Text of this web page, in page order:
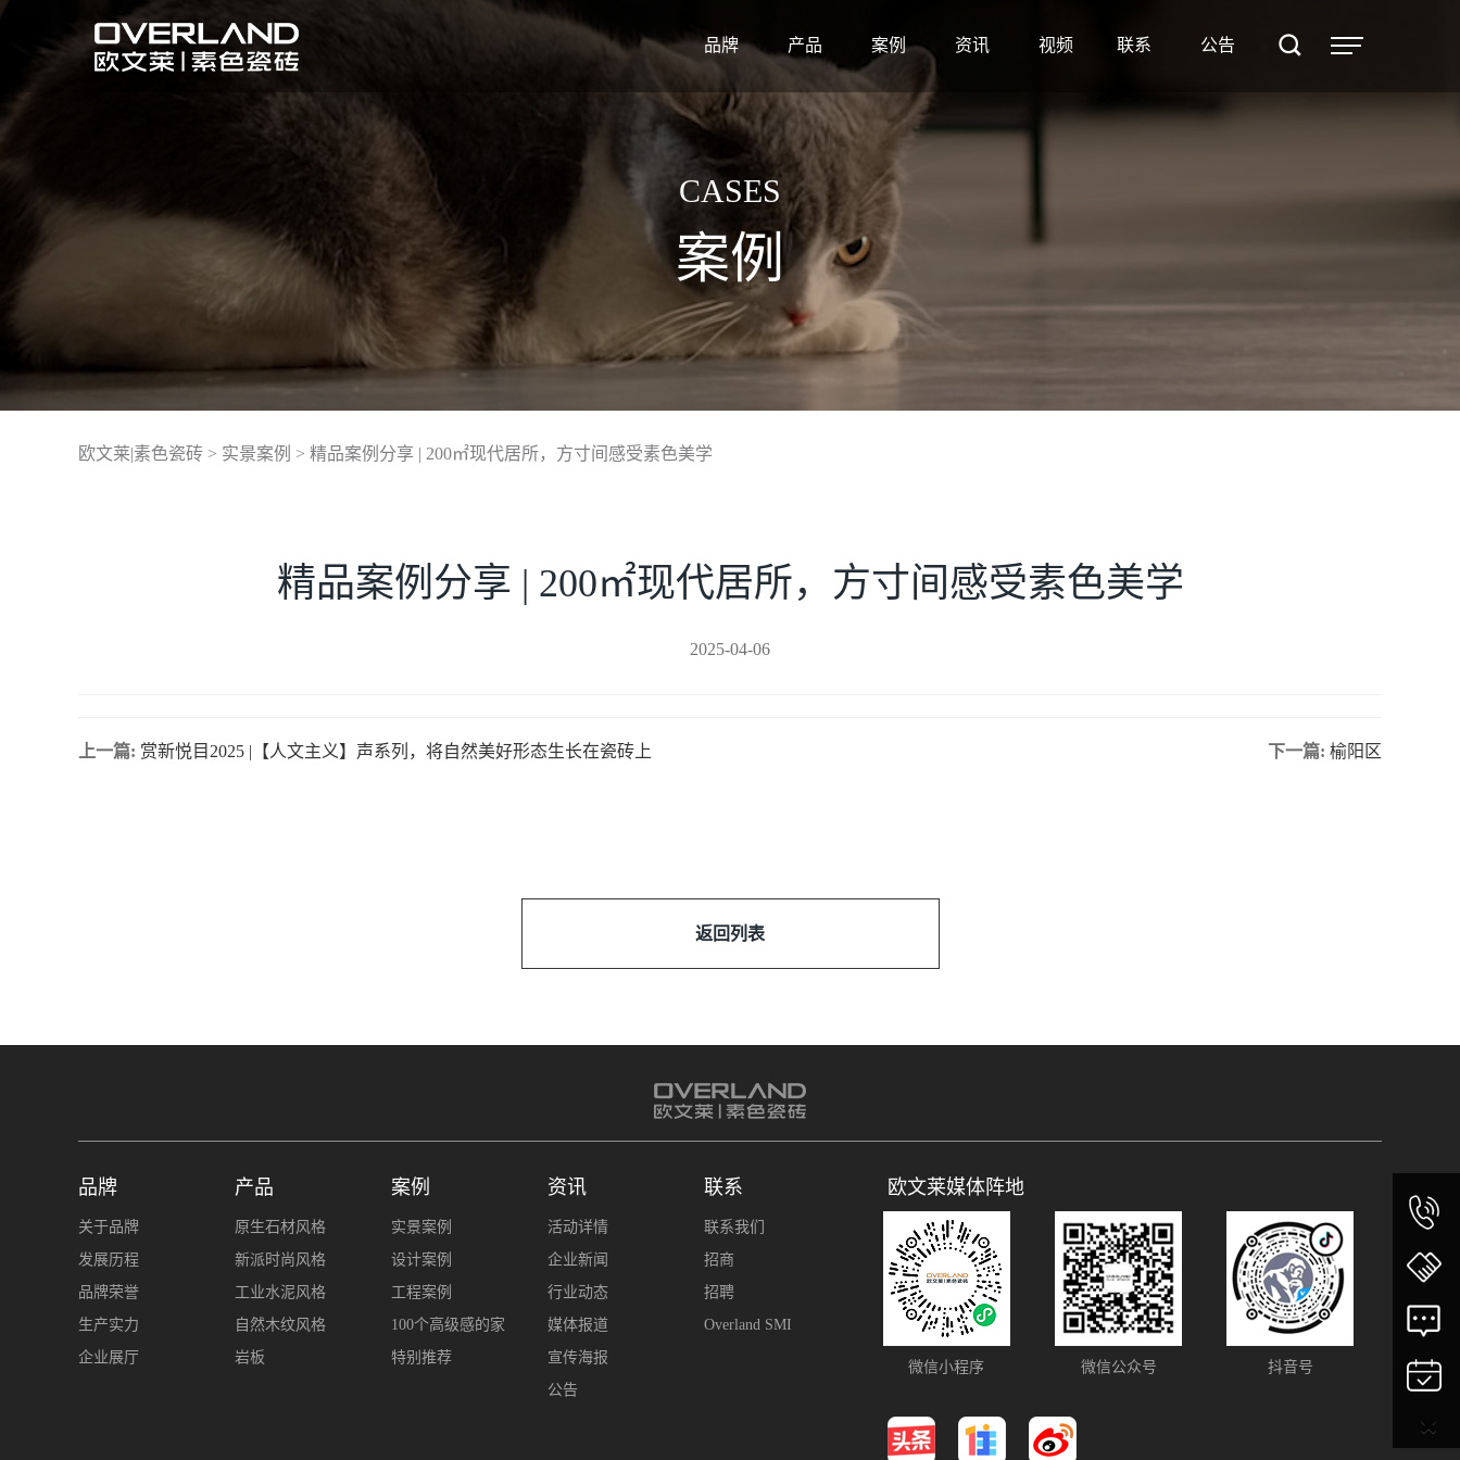
品牌
了解欧文莱品牌
产品 案例
实景案例
资讯
活动详情
视频 联系
联系我们
公告
视频
CASES
案例
欧文莱|素色瓷砖 > 实景案例 > 精品案例分享 | 200㎡现代居所，方寸间感受素色美学
精品案例分享 | 200㎡现代居所，方寸间感受素色美学
2025-04-06
上一篇: 赏新悦目2025 |【人文主义】声系列，将自然美好形态生长在瓷砖上 下一篇: 榆阳区
品牌
关于品牌
发展历程
品牌荣誉
生产实力
企业展厅
产品
原生石材风格
新派时尚风格
工业水泥风格
自然木纹风格
岩板
案例
实景案例
设计案例
工程案例
100个高级感的家
特别推荐
资讯
活动详情
企业新闻
行业动态
媒体报道
宣传海报
公告
联系
联系我们
招商
招聘
Overland SMI
欧文莱媒体阵地
微信小程序 微信公众号 抖音号